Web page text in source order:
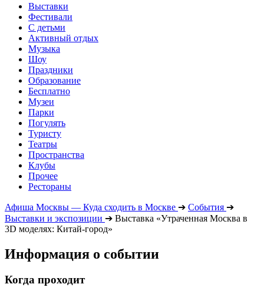
Выставки
Фестивали
С детьми
Активный отдых
Музыка
Шоу
Праздники
Образование
Бесплатно
Музеи
Парки
Погулять
Туристу
Театры
Пространства
Клубы
Прочее
Рестораны
Афиша Москвы — Куда сходить в Москве ➔ События ➔
Выставки и экспозиции ➔ Выставка «Утраченная Москва в
3D моделях: Китай-город»
Информация о событии
Когда проходит